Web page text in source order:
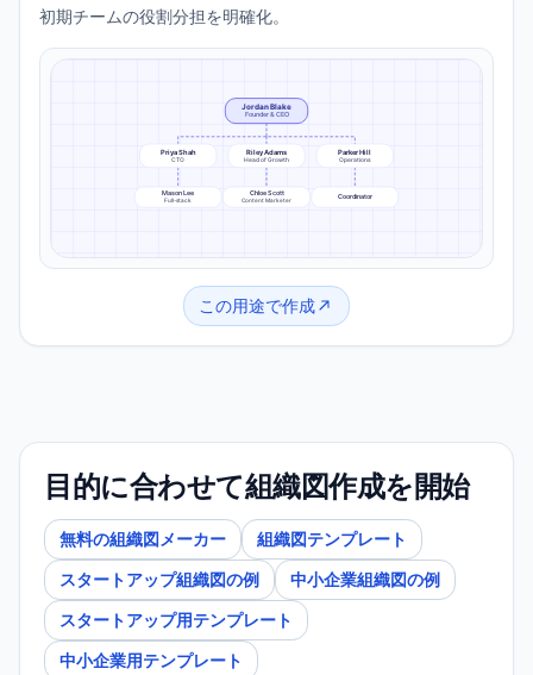
初期チームの役割分担を明確化。
Jordan Blake
Founder & CEO
Priya Shah
CTO
Riley Adams
Head of Growth
Parker Hill
Operations
Mason Lee
Full-stack
Chloe Scott
Content Marketer
Coordinator
この用途で作成
目的に合わせて組織図作成を開始
無料の組織図メーカー
組織図テンプレート
スタートアップ組織図の例
中小企業組織図の例
スタートアップ用テンプレート
中小企業用テンプレート